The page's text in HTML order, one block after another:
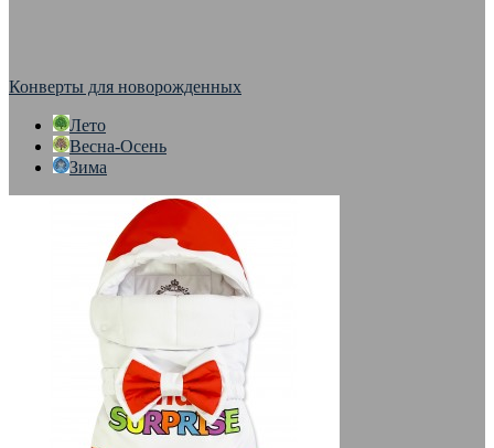
Конверты для новорожденных
Лето
Весна-Осень
Зима